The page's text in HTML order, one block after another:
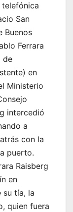
telefónica
San
Buenos
Ferrara
de
en
Ministerio
intercedió
a
con la
puerto.
Raisberg
en
su tía, la
quien fuera